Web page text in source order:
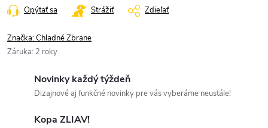
Opýtať sa Strážiť Zdieľať
Značka:Chladné Zbrane
Záruka: 2 roky
Novinky každý týždeň
Dizajnové aj funkčné novinky pre vás vyberáme neustále!
Kopa ZLIAV!